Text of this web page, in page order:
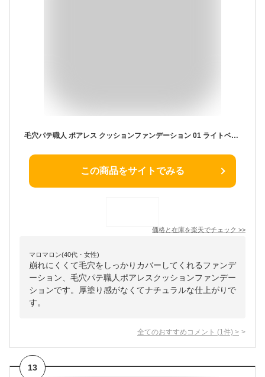
毛穴パテ職人 ポアレス クッションファンデーション 01 ライトベージュ(12g)【毛穴パテ職人】
この商品をサイトでみる
価格と在庫を楽天でチェック >>
マロマロン(40代・女性)
崩れにくくて毛穴をしっかりカバーしてくれるファンデ
ーション、毛穴パテ職人ポアレスクッションファンデー
ションです。厚塗り感がなくてナチュラルな仕上がりで
す。
全てのおすすめコメント (1 件) >
13